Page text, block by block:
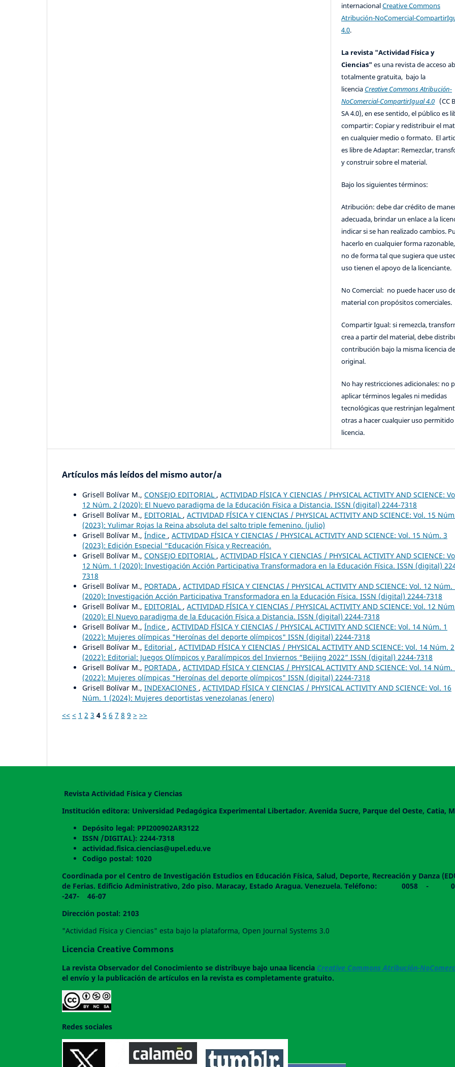
internacionalCreative Commons
Atribución-NoComercial-
4.0.
La revista "Actividad Física y
Ciencias"es una revista de acceso
totalmente gratuita, bajo la
licencia Creative Commons Atribución-
NoComercial-CompartirIgual 4.0 (CC
SA 4.0), en ese sentido, el público es
compartir: Copiar y redistribuir el
en cualquier medio o formato. El
es libre de Adaptar: Remezclar,
y construir sobre el material.
Bajo los siguientes términos:
Atribución: debe dar crédito de
adecuada, brindar un enlace a la
indicar si se han realizado cambios.
hacerlo en cualquier forma
no de forma tal que sugiera que
uso tienen el apoyo de la licenciante.
No Comercial: no puede hacer uso
material con propósitos comerciales.
Compartir Igual: si remezcla,
crea a partir del material, debe
contribución bajo la misma licencia
original.
No hay restricciones adicionales: no
aplicar términos legales ni medidas
tecnológicas que restrinjan
otras a hacer cualquier uso
licencia.
Artículos más leídos del mismo autor/a
Grisell Bolívar M., CONSEJO EDITORIAL , ACTIVIDAD FÍSICA Y CIENCIAS / PHYSICAL ACTIVITY AND SCIENCE:
12 Núm. 2 (2020): El Nuevo paradigma de la Educación Física a Distancia. ISSN (digital) 2244-7318
Grisell Bolívar M., EDITORIAL , ACTIVIDAD FÍSICA Y CIENCIAS / PHYSICAL ACTIVITY AND SCIENCE: Vol. 15
(2023): Yulimar Rojas la Reina absoluta del salto triple femenino. (julio)
Grisell Bolívar M., Índice , ACTIVIDAD FÍSICA Y CIENCIAS / PHYSICAL ACTIVITY AND SCIENCE: Vol. 15 Núm. 3
(2023): Edición Especial “Educación Física y Recreación.
Grisell Bolívar M., CONSEJO EDITORIAL , ACTIVIDAD FÍSICA Y CIENCIAS / PHYSICAL ACTIVITY AND SCIENCE:
12 Núm. 1 (2020): Investigación Acción Participativa Transformadora en la Educación Física. ISSN (digital)
7318
Grisell Bolívar M., PORTADA , ACTIVIDAD FÍSICA Y CIENCIAS / PHYSICAL ACTIVITY AND SCIENCE: Vol. 12 Núm.
(2020): Investigación Acción Participativa Transformadora en la Educación Física. ISSN (digital) 2244-7318
Grisell Bolívar M., EDITORIAL , ACTIVIDAD FÍSICA Y CIENCIAS / PHYSICAL ACTIVITY AND SCIENCE: Vol. 12
(2020): El Nuevo paradigma de la Educación Física a Distancia. ISSN (digital) 2244-7318
Grisell Bolívar M., Índice , ACTIVIDAD FÍSICA Y CIENCIAS / PHYSICAL ACTIVITY AND SCIENCE: Vol. 14 Núm. 1
(2022): Mujeres olímpicas "Heroínas del deporte olímpicos" ISSN (digital) 2244-7318
Grisell Bolívar M., Editorial , ACTIVIDAD FÍSICA Y CIENCIAS / PHYSICAL ACTIVITY AND SCIENCE: Vol. 14 Núm. 2
(2022): Editorial: Juegos Olímpicos y Paralímpicos del Inviernos “Beijing 2022” ISSN (digital) 2244-7318
Grisell Bolívar M., PORTADA , ACTIVIDAD FÍSICA Y CIENCIAS / PHYSICAL ACTIVITY AND SCIENCE: Vol. 14 Núm.
(2022): Mujeres olímpicas "Heroínas del deporte olímpicos" ISSN (digital) 2244-7318
Grisell Bolívar M., INDEXACIONES , ACTIVIDAD FÍSICA Y CIENCIAS / PHYSICAL ACTIVITY AND SCIENCE: Vol. 16
Núm. 1 (2024): Mujeres deportistas venezolanas (enero)
<< < 1 2 3 4 5 6 7 8 9 > >>
Revista Actividad Física y Ciencias
Institución editora: Universidad Pedagógica Experimental Libertador. Avenida Sucre, Parque del Oeste, Catia,
Depósito legal: PPI200902AR3122
ISSN /DIGITAL): 2244-7318
actividad.fisica.ciencias@upel.edu.ve
Codigo postal: 1020
Coordinada por el Centro de Investigación Estudios en Educación Física, Salud, Deporte, Recreación y Danza
de Ferias. Edificio Administrativo, 2do piso. Maracay, Estado Aragua. Venezuela. Teléfono:
-247- 46-07
Dirección postal: 2103
"Actividad Física y Ciencias" esta bajo la plataforma, Open Journal Systems 3.0
Licencia Creative Commons
La revista Observador del Conocimiento se distribuye bajo unaa licencia Creative Commons Atribución-
el envío y la publicación de artículos en la revista es completamente gratuito.
Redes sociales